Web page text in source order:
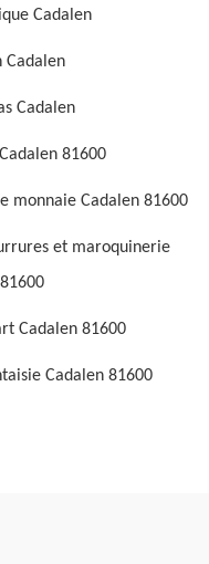
Cadalen
Cadalen
Cadalen
81600
monnaie Cadalen 81600
et maroquinerie
Cadalen 81600
Cadalen 81600